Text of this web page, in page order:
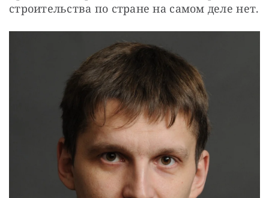
строительства по стране на самом деле нет.